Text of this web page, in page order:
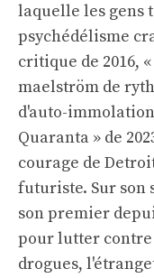
laquelle les gens
psychédélisme
critique de 2016,
maelström de
d'auto-
Quaranta » de
courage de
futuriste. Sur son
son premier
pour lutter contre
drogues,